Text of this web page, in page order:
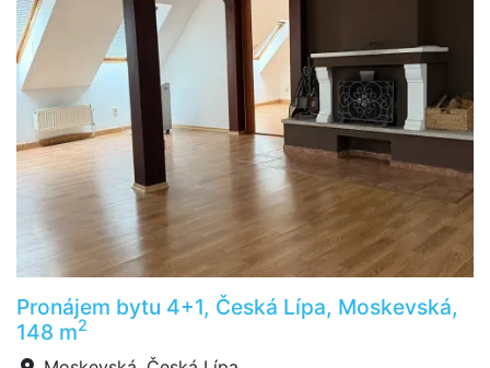
Pronájem bytu 4+1, Česká Lípa, Moskevská,
148 m2